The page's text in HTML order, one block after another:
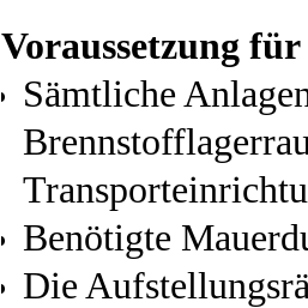
Voraussetzung
Sämtliche
Benötigte
Die